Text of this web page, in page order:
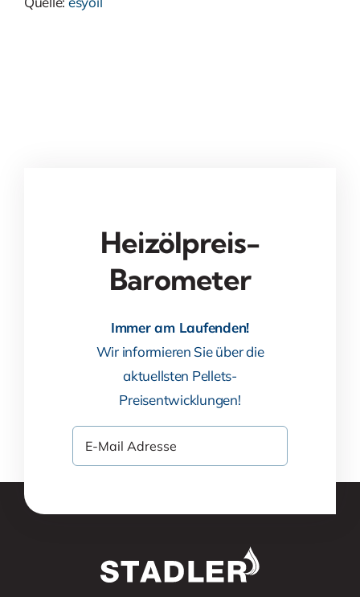
Heizölpreis-
Barometer
Immer am Laufenden!
Wir informieren Sie über die
aktuellsten Pellets-
Preisentwicklungen!